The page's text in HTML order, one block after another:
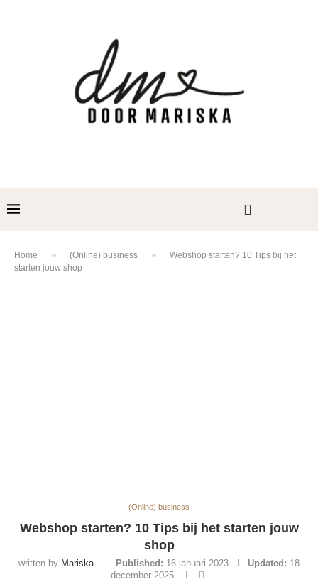
Home » (Online) business »
Webshop starten? 10 Tips bij het
starten jouw shop
(Online) business
Webshop starten? 10 Tips bij het starten jouw
shop
written by Mariska Published: 16 januari 2023 Updated: 18
december 2025